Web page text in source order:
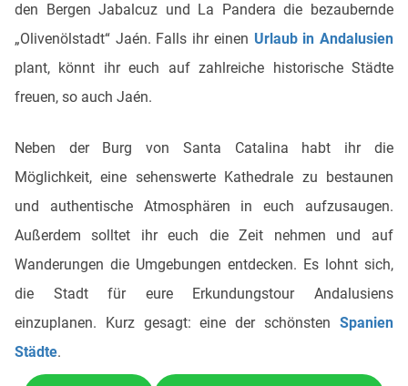
den Bergen Jabalcuz und La Pandera die bezaubernde
„Olivenölstadt“ Jaén. Falls ihr einen Urlaub in Andalusien
plant, könnt ihr euch auf zahlreiche historische Städte
freuen, so auch Jaén.
Neben der Burg von Santa Catalina habt ihr die
Möglichkeit, eine sehenswerte Kathedrale zu bestaunen
und authentische Atmosphären in euch aufzusaugen.
Außerdem solltet ihr euch die Zeit nehmen und auf
Wanderungen die Umgebungen entdecken. Es lohnt sich,
die Stadt für eure Erkundungstour Andalusiens
einzuplanen. Kurz gesagt: eine der schönsten Spanien
Städte.